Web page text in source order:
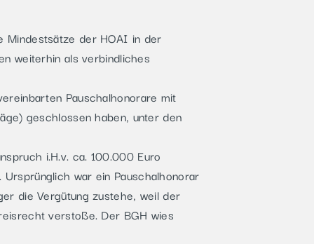
Mindestsätze der HOAI in der
weiterhin als verbindliches
Pauschalhonorare mit
geschlossen haben, unter den
i.H.v. ca. 100.000 Euro
war ein Pauschalhonorar
die Vergütung zustehe, weil der
verstoße. Der BGH wies